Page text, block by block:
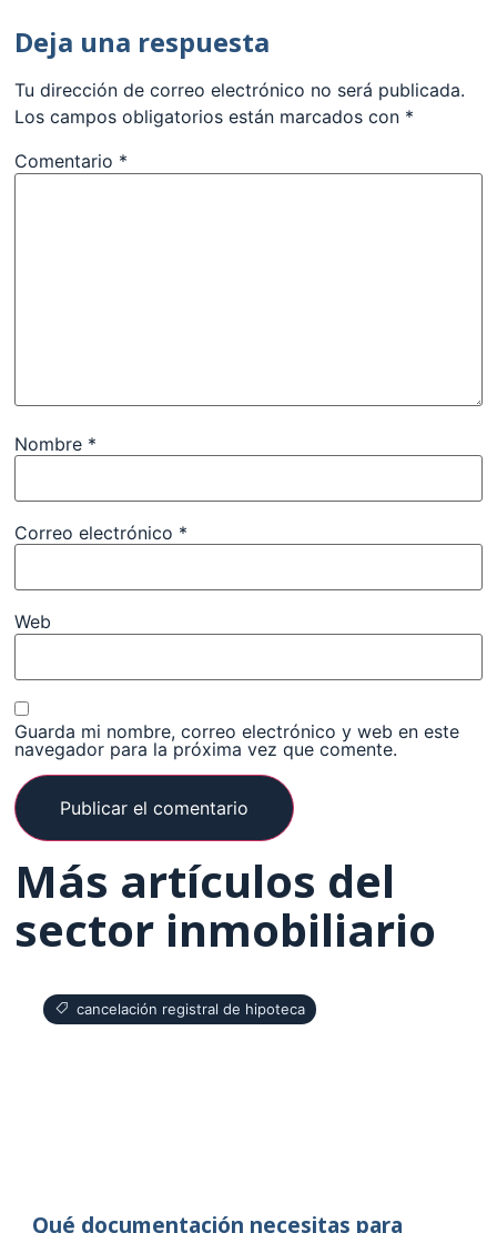
Deja una respuesta
Tu dirección de correo electrónico no será publicada.
Los campos obligatorios están marcados con *
Comentario *
Nombre *
Correo electrónico *
Web
Guarda mi nombre, correo electrónico y web en este
navegador para la próxima vez que comente.
Más artículos del
sector inmobiliario
cancelación registral de hipoteca
Qué documentación necesitas para